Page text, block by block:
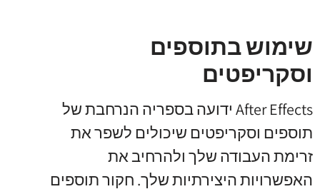
שימוש בתוספים
וסקריפטים
After Effects ידועה בספריה הנרחבת של
תוספים וסקריפטים שיכולים לשפר את
זרימת העבודה שלך ולהרחיב את
האפשרויות היצירתיות שלך. חקור תוספים